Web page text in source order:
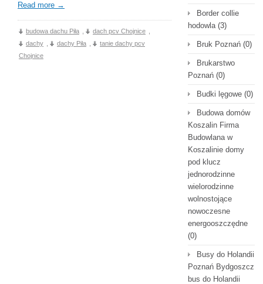
Read more →
budowa dachu Piła dach pcv Chojnice
dachy
dachy Piła
tanie dachy pcv
Chojnice
Border collie
hodowla(3)
Bruk Poznań (0)
Brukarstwo
Poznań (0)
Budki lęgowe (0)
Budowa domów
Koszalin Firma
Budowlana w
Koszalinie domy
pod klucz
jednorodzinne
wielorodzinne
wolnostojące
nowoczesne
energooszczędne
(0)
Busy do Holandii
Poznań Bydgoszcz
bus do Holandii